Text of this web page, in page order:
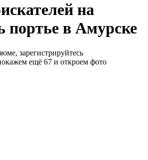
на
портье в Амурске
зарегистрируйтесь
ещё 67 и откроем фото